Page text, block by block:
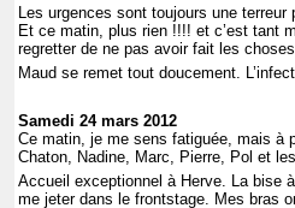
Les urgences sont toujours une
Et ce matin, plus rien !!!! et c’est tant
regretter de ne pas avoir fait les
Maud se remet tout doucement.
Samedi 24 mars 2012
Ce matin, je me sens fatiguée, mais à
Chaton, Nadine, Marc, Pierre, Pol et
Accueil exceptionnel à Herve. La bise
me jeter dans le frontstage. Mes bras